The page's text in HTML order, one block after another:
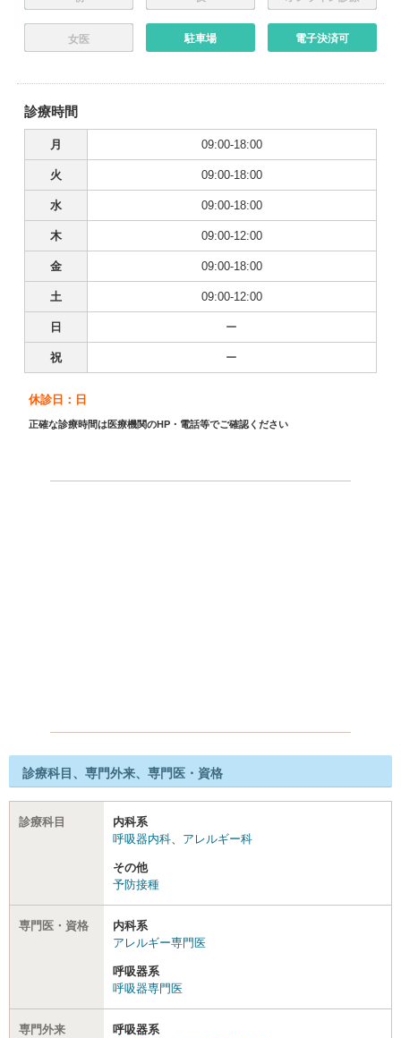
女医 駐車場 電子決済可
診療時間
月 09:00-18:00
火 09:00-18:00
水 09:00-18:00
木 09:00-12:00
金 09:00-18:00
土 09:00-12:00
日 ー
祝 ー
休診日：日
正確な診療時間は医療機関のHP・電話等でご確認ください
診療科目、専門外来、専門医・資格
診療科目
内科系
呼吸器内科
アレルギー科
その他
予防接種
専門医・資格
内科系
アレルギー専門医
呼吸器系
呼吸器専門医
専門外来
呼吸器系